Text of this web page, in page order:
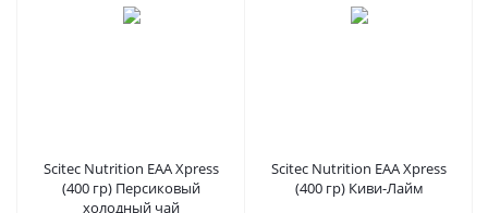
Scitec Nutrition EAA Xpress
(400 гр) Персиковый
холодный чай
Scitec Nutrition EAA Xpress
(400 гр) Киви-Лайм